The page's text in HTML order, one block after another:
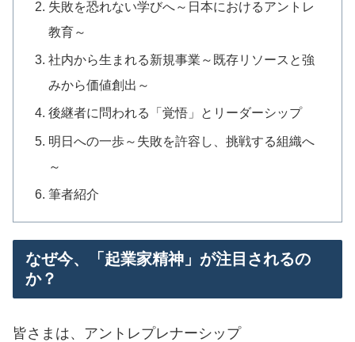
失敗を恐れない学びへ～日本におけるアントレ
教育～
社内から生まれる新規事業～既存リソースと強
みから価値創出～
後継者に問われる「覚悟」とリーダーシップ
明日への一歩～失敗を許容し、挑戦する組織へ
～
筆者紹介
なぜ今、「起業家精神」が注目されるの
か？
皆さまは、アントレプレナーシップ